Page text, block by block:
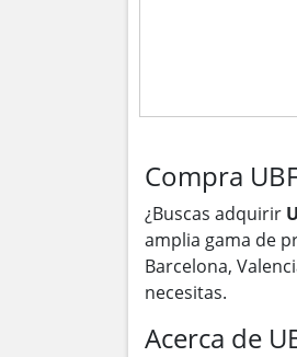
Compra
¿Buscas adquirir
amplia gama de
Barcelona,
necesitas.
Acerca de